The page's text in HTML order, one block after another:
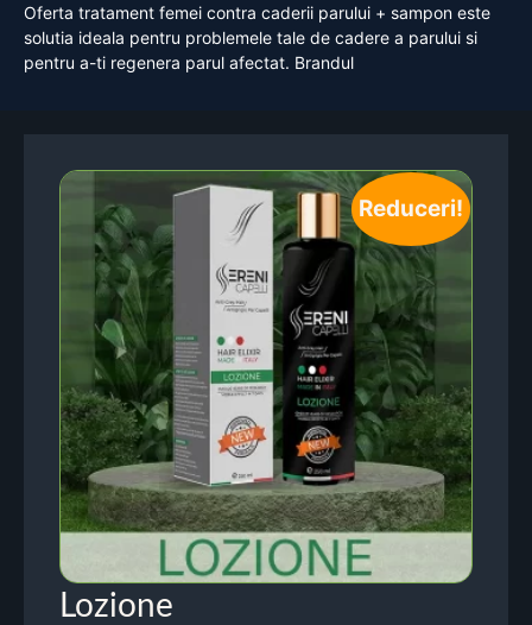
Oferta tratament femei contra caderii parului + sampon este
solutia ideala pentru problemele tale de cadere a parului si
pentru a-ti regenera parul afectat. Brandul
Reduceri!
Lozione